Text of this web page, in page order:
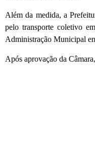
Além da medida, a
pelo transporte coletivo
Administração Municipal
Após aprovação da